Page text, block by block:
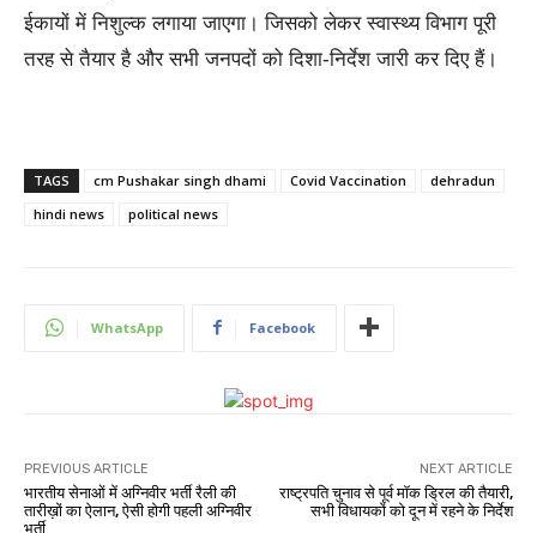
ईकायों में निशुल्क लगाया जाएगा। जिसको लेकर स्वास्थ्य विभाग पूरी
तरह से तैयार है और सभी जनपदों को दिशा-निर्देश जारी कर दिए हैं।
TAGS cm Pushakar singh dhami Covid Vaccination
dehradun
hindi news
political news
WhatsApp Facebook
PREVIOUS ARTICLE
भारतीय सेनाओं में अग्निवीर भर्ती रैली की
तारीख़ों का ऐलान, ऐसी होगी पहली अग्निवीर
भर्ती
NEXT ARTICLE
राष्ट्रपति चुनाव से पूर्व मॉक ड्रिल की तैयारी,
सभी विधायकों को दून में रहने के निर्देश